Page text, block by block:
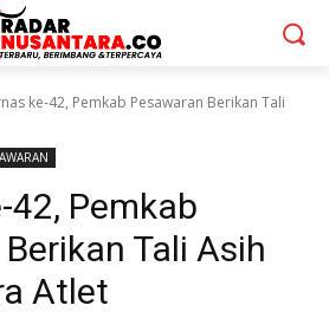
ke-42, Pemkab Pesawaran Berikan Tali
42, Pemkab
Tali Asih
Atlet